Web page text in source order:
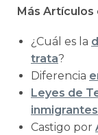
Más Artículos
¿Cuál es la
trata?
Diferencia
Leyes de
Castigo por